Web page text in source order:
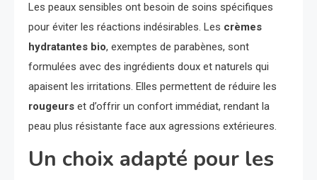
Les peaux sensibles ont besoin de soins spécifiques
pour éviter les réactions indésirables. Les crèmes
hydratantes bio, exemptes de parabènes, sont
formulées avec des ingrédients doux et naturels qui
apaisent les irritations. Elles permettent de réduire les
rougeurs et d’offrir un confort immédiat, rendant la
peau plus résistante face aux agressions extérieures.
Un choix adapté pour les